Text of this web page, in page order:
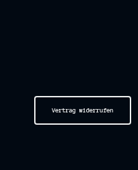
Vertrag widerrufen